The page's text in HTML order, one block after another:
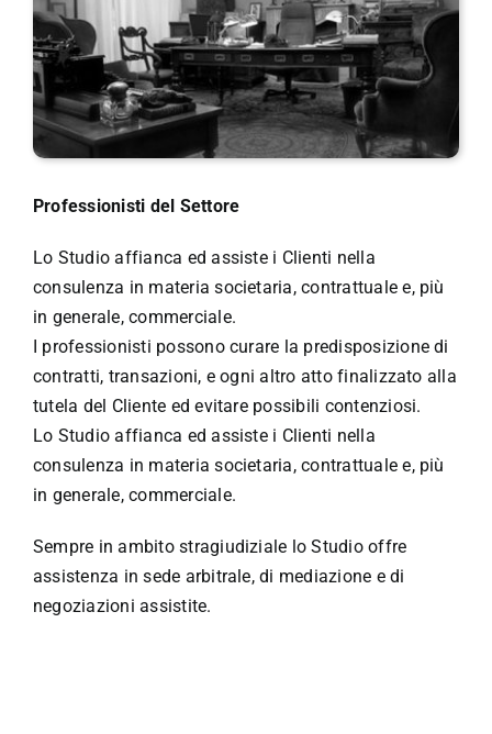
Professionisti del Settore
Lo Studio affianca ed assiste i Clienti nella
consulenza in materia societaria, contrattuale e, più
in generale, commerciale.
I professionisti possono curare la predisposizione di
contratti, transazioni, e ogni altro atto finalizzato alla
tutela del Cliente ed evitare possibili contenziosi.
Lo Studio affianca ed assiste i Clienti nella
consulenza in materia societaria, contrattuale e, più
in generale, commerciale.
Sempre in ambito stragiudiziale lo Studio offre
assistenza in sede arbitrale, di mediazione e di
negoziazioni assistite.